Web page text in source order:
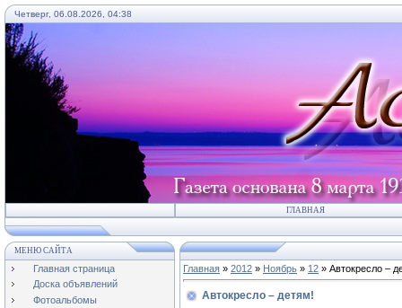
Четверг, 06.08.2026, 04:38
ГЛАВНАЯ
МЕНЮ САЙТА
Главная страница
Доска объявлений
Фотоальбомы
Главная » 2012 » Ноябрь » 12 » Автокресло –
Автокресло – детям!